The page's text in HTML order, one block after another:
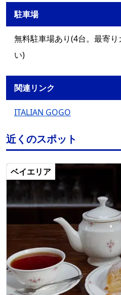
駐車場
無料駐車場あり(4台。最寄
い)
関連リンク
ITALIAN GOGO
近くのスポット
ベイエリア